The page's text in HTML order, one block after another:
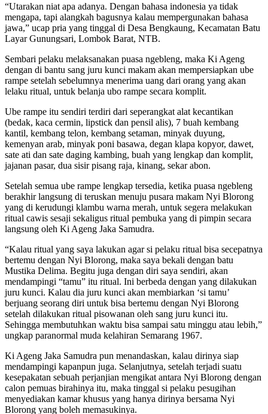
“Utarakan niat apa adanya. Dengan bahasa indonesia ya tidak
mengapa, tapi alangkah bagusnya kalau mempergunakan bahasa
jawa,” ucap pria yang tinggal di Desa Bengkaung, Kecamatan Batu
Layar Gunungsari, Lombok Barat, NTB.
Sembari pelaku melaksanakan puasa ngebleng, maka Ki Ageng
dengan di bantu sang juru kunci makam akan mempersiapkan ube
rampe setelah sebelumnya menerima uang dari orang yang akan
lelaku ritual, untuk belanja ubo rampe secara komplit.
Ube rampe itu sendiri terdiri dari seperangkat alat kecantikan
(bedak, kaca cermin, lipstick dan pensil alis), 7 buah kembang
kantil, kembang telon, kembang setaman, minyak duyung,
kemenyan arab, minyak poni basawa, degan klapa kopyor, dawet,
sate ati dan sate daging kambing, buah yang lengkap dan komplit,
jajanan pasar, dua sisir pisang raja, kinang, sekar abon.
Setelah semua ube rampe lengkap tersedia, ketika puasa ngebleng
berakhir langsung di teruskan menuju pusara makam Nyi Blorong
yang di kerudungi klambu warna merah, untuk segera melakukan
ritual cawis sesaji sekaligus ritual pembuka yang di pimpin secara
langsung oleh Ki Ageng Jaka Samudra.
“Kalau ritual yang saya lakukan agar si pelaku ritual bisa secepatnya
bertemu dengan Nyi Blorong, maka saya bekali dengan batu
Mustika Delima. Begitu juga dengan diri saya sendiri, akan
mendampingi “tamu” itu ritual. Ini berbeda dengan yang dilakukan
juru kunci. Kalau dia juru kunci akan membiarkan ‘si tamu’
berjuang seorang diri untuk bisa bertemu dengan Nyi Blorong
setelah dilakukan ritual pisowanan oleh sang juru kunci itu.
Sehingga membutuhkan waktu bisa sampai satu minggu atau lebih,”
ungkap paranormal muda kelahiran Semarang 1967.
Ki Ageng Jaka Samudra pun menandaskan, kalau dirinya siap
mendampingi kapanpun juga. Selanjutnya, setelah terjadi suatu
kesepakatan sebuah perjanjian mengikat antara Nyi Blorong dengan
calon pemuas birahinya itu, maka tinggal si pelaku pesugihan
menyediakan kamar khusus yang hanya dirinya bersama Nyi
Blorong yang boleh memasukinya.